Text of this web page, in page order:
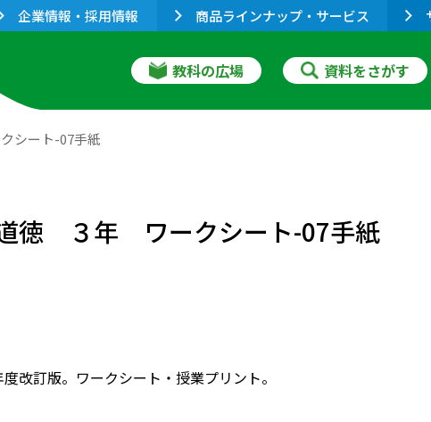
企業情報・採用情報 商品ラインナップ・サービス
教科の広場 資料をさがす
シート-07手紙
徳 ３年 ワークシート-07手紙
改訂版。ワークシート・授業プリント。